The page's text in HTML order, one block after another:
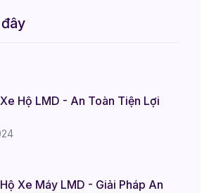
Hộ LMD - An Toàn Tiện Lợi
Xe Máy LMD - Giải Pháp An